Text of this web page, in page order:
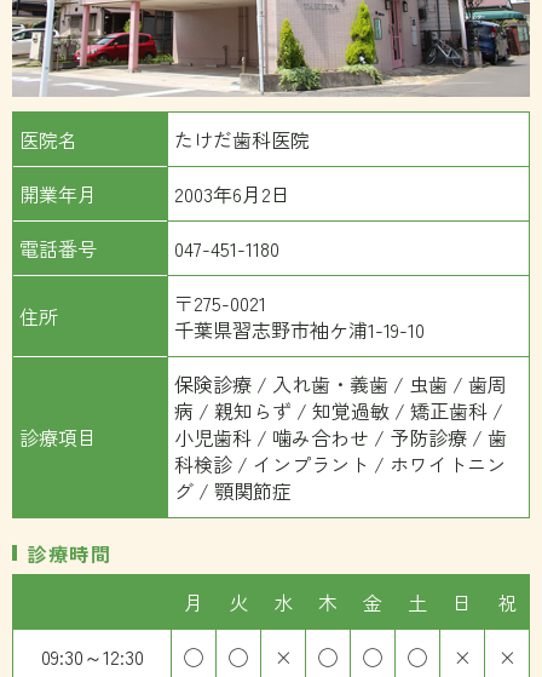
医院名
たけだ歯科医院
開業年月
2003年6月2日
電話番号
047-451-1180
住所
〒275-0021
千葉県習志野市袖ケ浦1-19-10
診療項目
保険診療 / 入れ歯・義歯 / 虫歯 / 歯周
病 / 親知らず / 知覚過敏 / 矯正歯科 /
小児歯科 / 噛み合わせ / 予防診療 / 歯
科検診 / インプラント / ホワイトニン
グ / 顎関節症
診療時間
月
火 水 木 金 土 日
祝
09:30～12:30
◯ ◯ × ◯ ◯ ◯ ×
×